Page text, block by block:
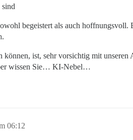
begeistert als auch
ist, sehr vorsichtig mit
wissen Sie… KI-Nebel…
06:12